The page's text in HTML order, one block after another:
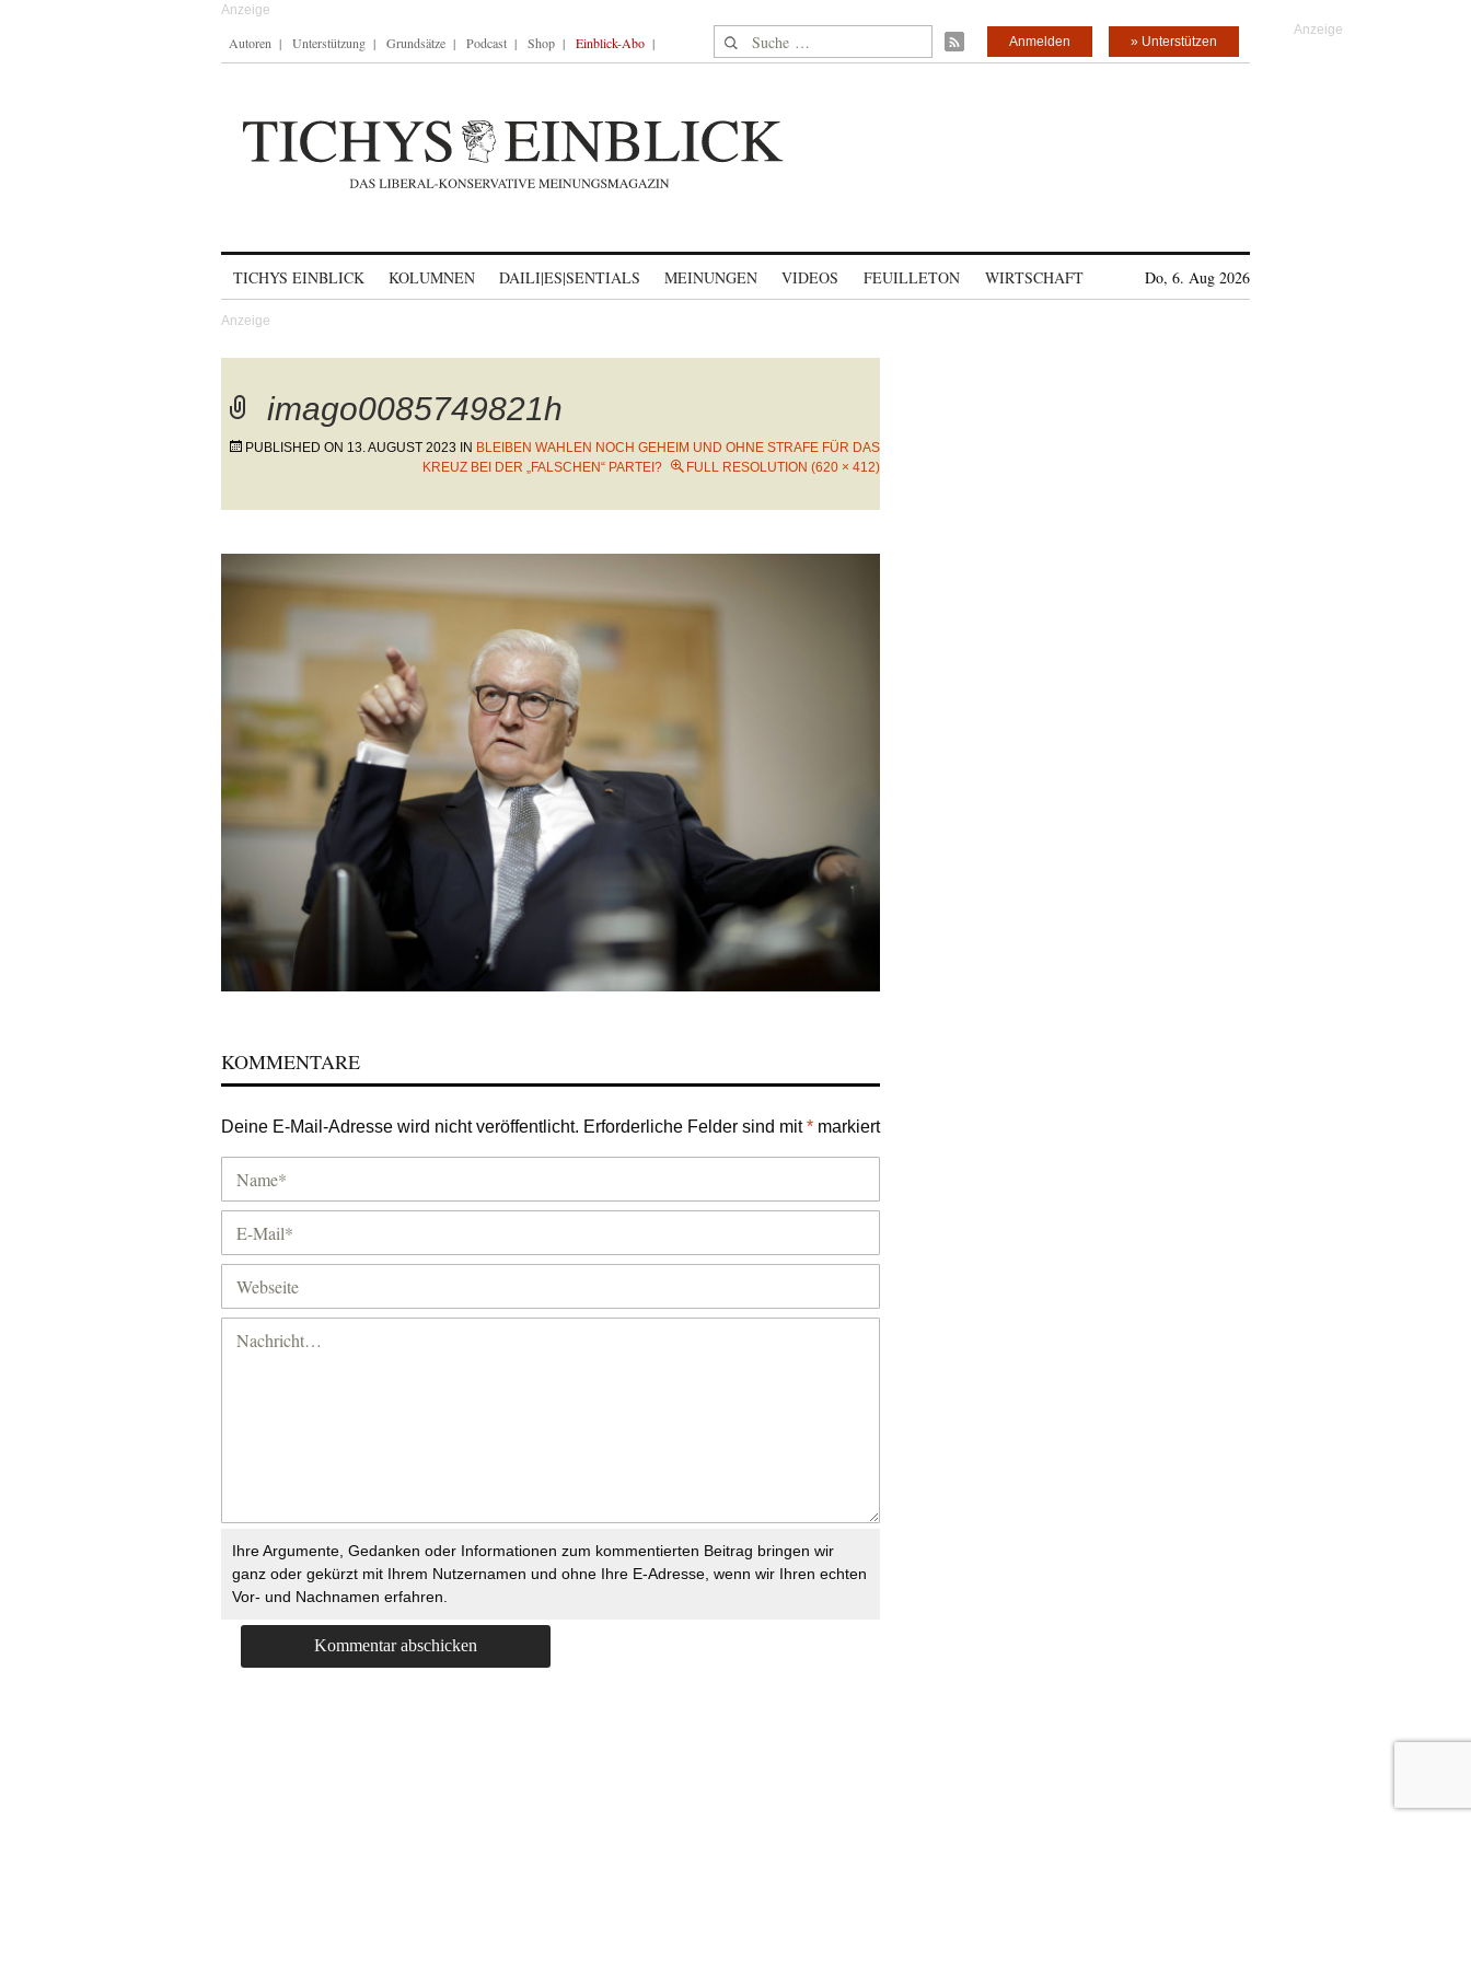
Autoren Unterstützung Grundsätze Podcast Shop Einblick-Abo Suche nach: » Unterstützen
Anmelden
TICHYS EINBLICK KOLUMNEN DAILI|ES|SENTIALS MEINUNGEN VIDEOS FEUILLETON WIRTSCHAFT Do, 6. Aug 2026
imago0085749821h
PUBLISHED ON 13. AUGUST 2023 IN BLEIBEN WAHLEN NOCH GEHEIM UND OHNE STRAFE FÜR DAS
KREUZ BEI DER „FALSCHEN“ PARTEI?
FULL RESOLUTION (620 × 412)
KOMMENTARE
Deine E-Mail-Adresse wird nicht veröffentlicht. Erforderliche Felder sind mit* markiert
Ihre Argumente, Gedanken oder Informationen zum kommentierten Beitrag bringen wir
ganz oder gekürzt mit Ihrem Nutzernamen und ohne Ihre E-Adresse, wenn wir Ihren echten
Vor- und Nachnamen erfahren.